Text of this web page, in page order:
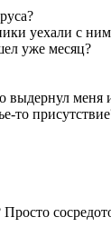
уехали с
уже месяц?
выдернул
то